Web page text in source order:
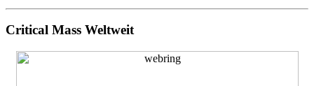
Critical Mass Weltweit